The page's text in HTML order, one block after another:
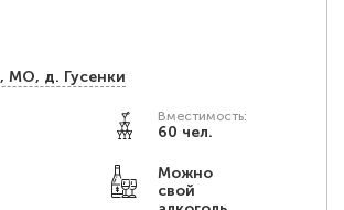
МО, д. Гусенки
Вместимость:
60 чел.
Можно
свой